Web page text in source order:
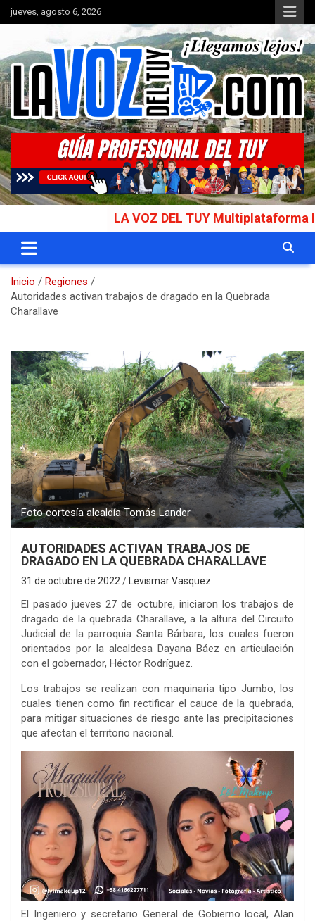
Saltar
al
jueves, agosto 6, 2026
La Voz del Tuy
Portal de noticias
LA VOZ DEL TUY Multiplataforma
Inicio
Regiones
Autoridades activan trabajos de dragado en la Quebrada
Charallave
Foto cortesía alcaldía Tomás Lander
AUTORIDADES ACTIVAN TRABAJOS DE
DRAGADO EN LA QUEBRADA CHARALLAVE
31 de octubre de 2022 Levismar Vasquez
El pasado jueves 27 de octubre, iniciaron los trabajos de
dragado de la quebrada Charallave, a la altura del Circuito
Judicial de la parroquia Santa Bárbara, los cuales fueron
orientados por la alcaldesa Dayana Báez en articulación
con el gobernador, Héctor Rodríguez.
Los trabajos se realizan con maquinaria tipo Jumbo, los
cuales tienen como fin rectificar el cauce de la quebrada,
para mitigar situaciones de riesgo ante las precipitaciones
que afectan el territorio nacional.
El Ingeniero y secretario General de Gobierno local, Alan